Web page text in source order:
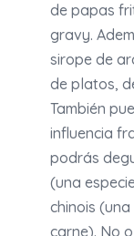
de papas
gravy.
sirope de
de platos,
También
influencia
podrás
(una
chinois
carne). No